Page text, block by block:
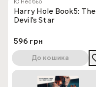
Ю Несбьо
Harry Hole Book5: The
Devil's Star
596 грн
До кошика